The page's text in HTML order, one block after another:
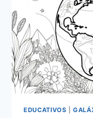
EDUCATIVOS |